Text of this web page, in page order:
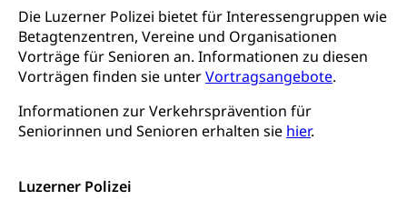
Die Luzerner Polizei bietet für Interessengruppen wie
Betagtenzentren, Vereine und Organisationen
Vorträge für Senioren an. Informationen zu diesen
Vorträgen finden sie unterVortragsangebote.
Informationen zur Verkehrsprävention für
Seniorinnen und Senioren erhalten sie hier.
Luzerner Polizei
Früherziehung
Schuldienste
Betreuungsangebote
Schulliste
Freiwilliger Schulsport
Stipendien Hochschule Luzern hslu
Hochschulen)
swissuniversities
Universität Luzern
Fachstelle Hochschulbildung
Vorschule
Kindergarten, Kinderkrippe, Krippe, Kinderhort,
Kindertagesstätte, Spielgruppe, Tagesmutter,
Freiwilliges Kindergarten Jahr
Freiwilliges Kindergarten Jahr